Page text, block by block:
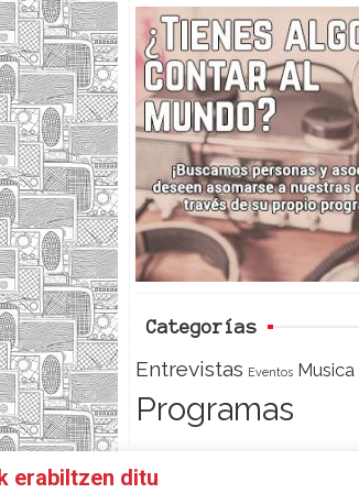
c
e
b
o
o
i
t
t
e
r
e
d
Categorías
Entrevistas Eventos Musica
Programas
CONTACTO
erabiltzen ditu